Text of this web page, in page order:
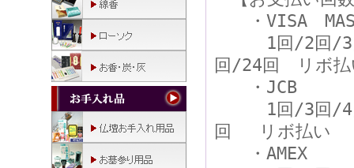
・VISA
1回/2回/3回/
回/24回 リボ払
・JCB
1回/3回/4回/
回 リボ払い
・AMEX